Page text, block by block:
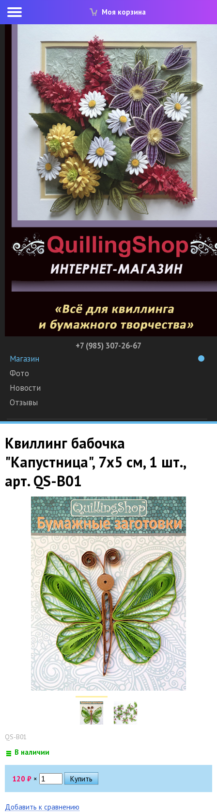
Моя корзина
+7 (985) 307-26-67
Магазин
Фото
Новости
Отзывы
Квиллинг бабочка
"Капустница", 7х5 см, 1 шт.,
арт. QS-B01
QS-B01
В наличии
120 ₽ ×
Добавить к сравнению